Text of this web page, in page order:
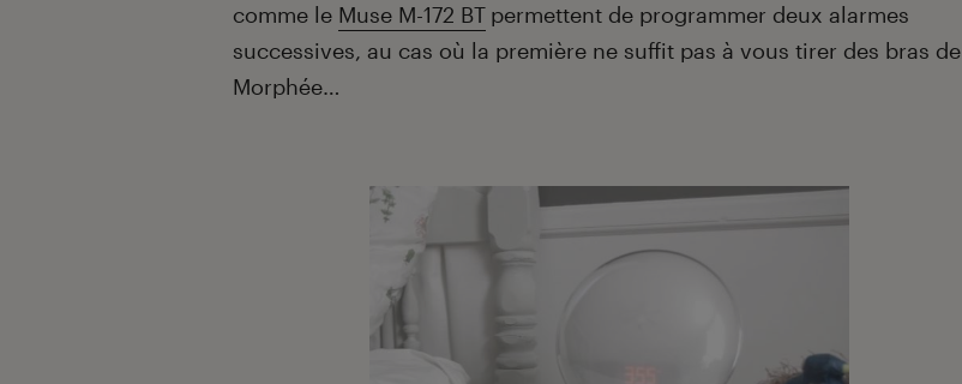
comme le Muse M-172 BT permettent de programmer deux alarmes
successives, au cas où la première ne suffit pas à vous tirer des bras de
Morphée…